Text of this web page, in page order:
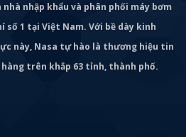
nhà nhập khẩu và phân phối máy bơm
số 1 tại Việt Nam. Với bề dày kinh
này, Nasa tự hào là thương hiệu tin
trên khắp 63 tỉnh, thành phố.